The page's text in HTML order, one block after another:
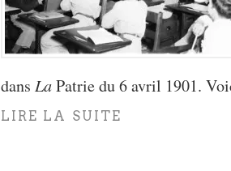
dans LaPatrie du 6 avril 1901.
LIRE LA SUITE